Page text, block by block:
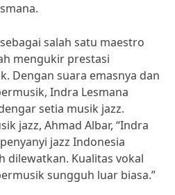
salah satu maestro
mengukir prestasi
Dengan suara emasnya dan
Indra Lesmana
setia musik jazz.
jazz, Ahmad Albar, “Indra
jazz Indonesia
dilewatkan. Kualitas vokal
sungguh luar biasa.”